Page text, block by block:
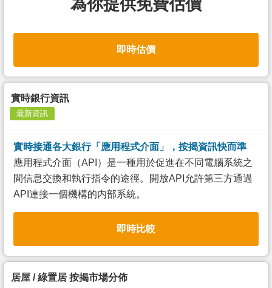
為你提供免費估價
即時估價
實時銀行資訊
最新資訊
實時接通各大銀行「應用程式介面」，按揭資訊快而準
應用程式介面（API）是一種用於促進在不同電腦系統之
間信息交換和執行指令的途徑。開放API允許第三方通過
API連接一個機構的内部系統。
即時比較
居屋 / 綠置居 按揭市場分佈